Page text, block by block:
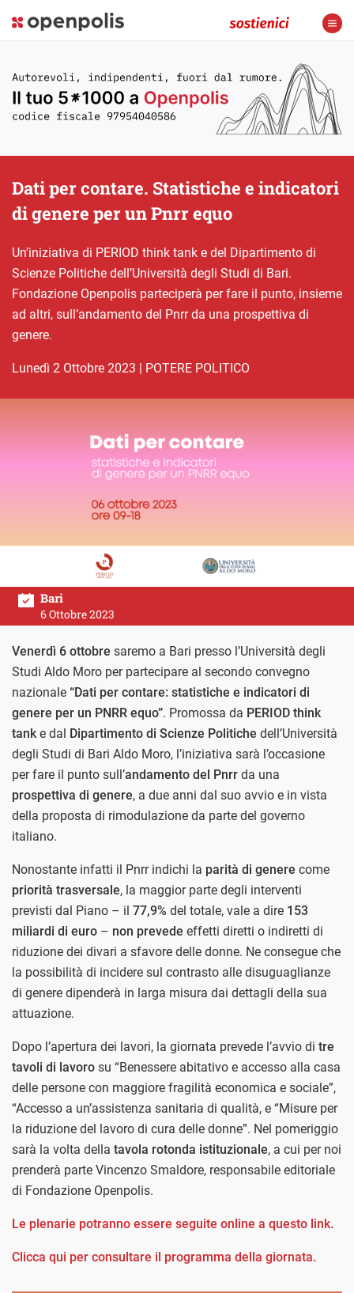
Dati per contare. Statistiche e indicatori
di genere per un Pnrr equo
Un’iniziativa di PERIOD think tank e del Dipartimento di
Scienze Politiche dell’Università degli Studi di Bari.
Fondazione Openpolis parteciperà per fare il punto, insieme
ad altri, sull’andamento del Pnrr da una prospettiva di
genere.
lunedì 2 Ottobre 2023 | POTERE POLITICO
Bari
6 Ottobre 2023
Venerdì 6 ottobre saremo a Bari presso l’Università degli
Studi Aldo Moro per partecipare al secondo convegno
nazionale “Dati per contare: statistiche e indicatori di
genere per un PNRR equo”. Promossa da PERIOD think
tank e dal Dipartimento di Scienze Politiche dell’Università
degli Studi di Bari Aldo Moro, l’iniziativa sarà l’occasione
per fare il punto sull’andamento del Pnrr da una
prospettiva di genere, a due anni dal suo avvio e in vista
della proposta di rimodulazione da parte del governo
italiano.
Nonostante infatti il Pnrr indichi la parità di genere come
priorità trasversale, la maggior parte degli interventi
previsti dal Piano – il 77,9% del totale, vale a dire 153
miliardi di euro – non prevede effetti diretti o indiretti di
riduzione dei divari a sfavore delle donne. Ne consegue che
la possibilità di incidere sul contrasto alle disuguaglianze
di genere dipenderà in larga misura dai dettagli della sua
attuazione.
Dopo l’apertura dei lavori, la giornata prevede l’avvio di tre
tavoli di lavoro su “Benessere abitativo e accesso alla casa
delle persone con maggiore fragilità economica e sociale”,
“Accesso a un’assistenza sanitaria di qualità, e “Misure per
la riduzione del lavoro di cura delle donne”. Nel pomeriggio
sarà la volta della tavola rotonda istituzionale, a cui per noi
prenderà parte Vincenzo Smaldore, responsabile editoriale
di Fondazione Openpolis.
Le plenarie potranno essere seguite online a questo link.
Clicca qui per consultare il programma della giornata.